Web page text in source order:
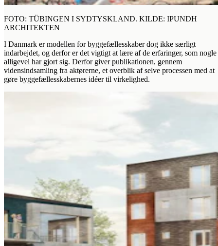
FOTO: TÜBINGEN I SYDTYSKLAND. KILDE: IPUNDH
ARCHITEKTEN
I Danmark er modellen for byggefællesskaber dog ikke særligt
indarbejdet, og derfor er det vigtigt at lære af de erfaringer, som nogle
alligevel har gjort sig. Derfor giver publikationen, gennem
vidensindsamling fra aktørerne, et overblik af selve processen med at
gøre byggefællesskabernes idéer til virkelighed.